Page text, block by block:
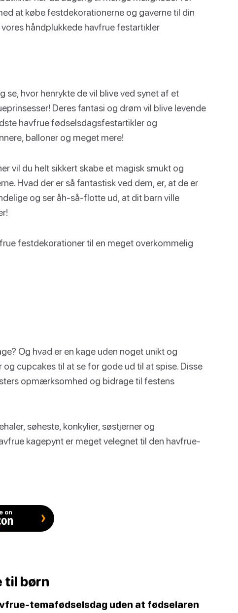
at købe festdekorationerne og gaverne til din
håndplukkede havfrue festartikler
se, hvor henrykte de vil blive ved synet af et
Deres fantasi og drøm vil blive levende
havfrue fødselsdagsfestartikler og
balloner og meget mere!
vil du helt sikkert skabe et magisk smukt og
Hvad der er så fantastisk ved dem, er, at de er
og ser åh-så-flotte ud, at dit barn ville
festdekorationer til en meget overkommelig
Og hvad er en kage uden noget unikt og
cupcakes til at se for gode ud til at spise. Disse
opmærksomhed og bidrage til festens
søheste, konkylier, søstjerner og
kagepynt er meget velegnet til den havfrue-
on
til børn
temafødselsdag uden at fødselaren